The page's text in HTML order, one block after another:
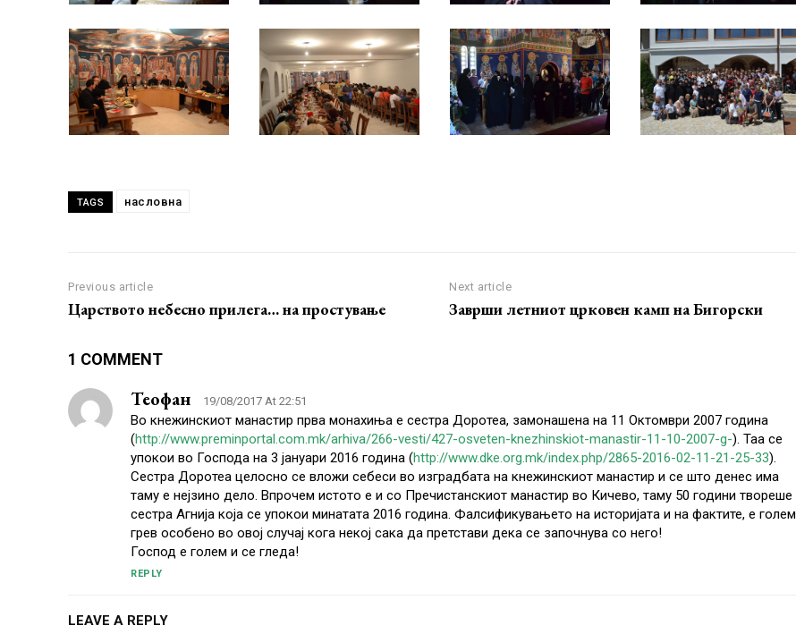
TAGS насловна
Previous article
Царството небесно прилега… на простување
Next article
Заврши летниот црковен камп на Бигорски
1 COMMENT
Теофан 19/08/2017 At 22:51
Во кнежинскиот манастир прва монахиња е сестра Доротеа, замонашена на 11 Октомври 2007 година
(http://www.preminportal.com.mk/arhiva/266-vesti/427-osveten-knezhinskiot-manastir-11-10-2007-g-). Таа се
упокои во Господа на 3 јануари 2016 година (http://www.dke.org.mk/index.php/2865-2016-02-11-21-25-33).
Сестра Доротеа целосно се вложи себеси во изградбата на кнежинскиот манастир и се што денес има
таму е нејзино дело. Впрочем истото е и со Пречистанскиот манастир во Кичево, таму 50 години твореше
сестра Агнија која се упокои минатата 2016 година. Фалсификувањето на историјата и на фактите, е голем
грев особено во овој случај кога некој сака да претстави дека се започнува со него!
Господ е голем и се гледа!
REPLY
LEAVE A REPLY